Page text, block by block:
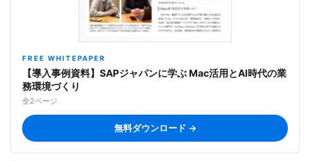
FREE WHITEPAPER
【導入事例資料】SAPジャパンに学ぶ Mac活用とAI時代の業
務環境づくり
全2ページ
無料ダウンロード →